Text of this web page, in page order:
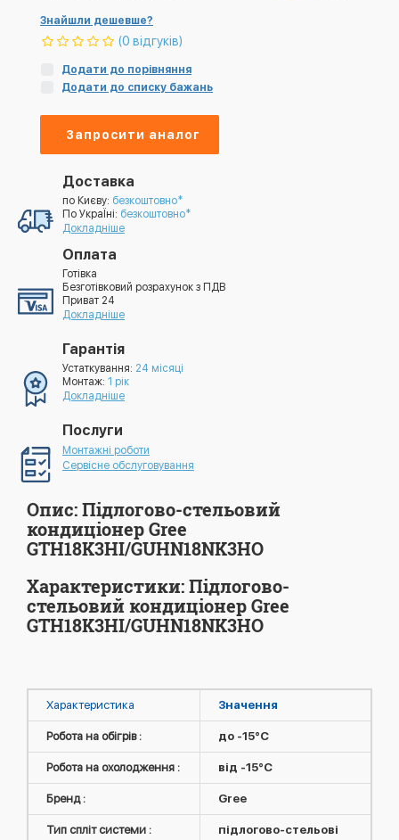
Знайшли дешевше?
(0 відгуків)
Додати до порівняння
Додати до списку бажань
Запросити аналог
Доставка
по Києву: безкоштовно*
По УкраЇні: безкоштовно*
Докладніше
Оплата
Готівка
Безготівковий розрахунок з ПДВ
Приват 24
Докладніше
Гарантія
Устаткування: 24 місяці
Монтаж: 1 рік
Докладніше
Послуги
Монтажні роботи
Сервісне обслуговування
Опис: Підлогово-стельовий
кондиціонер Gree
GTH18K3HI/GUHN18NK3HO
Характеристики: Підлогово-
стельовий кондиціонер Gree
GTH18K3HI/GUHN18NK3HO
Характеристика Значення
Робота на обігрів : до -15°C
Робота на охолодження : від -15°C
Бренд : Gree
Тип спліт системи : підлогово-стельові